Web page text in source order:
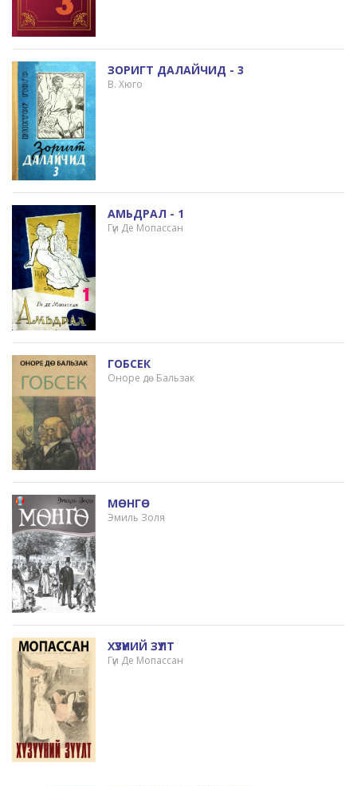
ЗОРИГТ ДАЛАЙЧИД - 3
В. Хюго
АМЬДРАЛ - 1
Гүи Де Мопассан
ГОБСЕК
Оноре дө Бальзак
МӨНГӨ
Эмиль Золя
ХҮЗҮҮНИЙ ЗҮҮЛТ
Гүи Де Мопассан